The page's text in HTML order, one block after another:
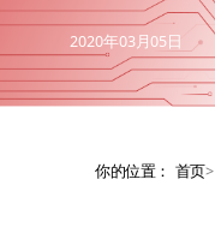
2020年03月05日
你的位置： 首页>